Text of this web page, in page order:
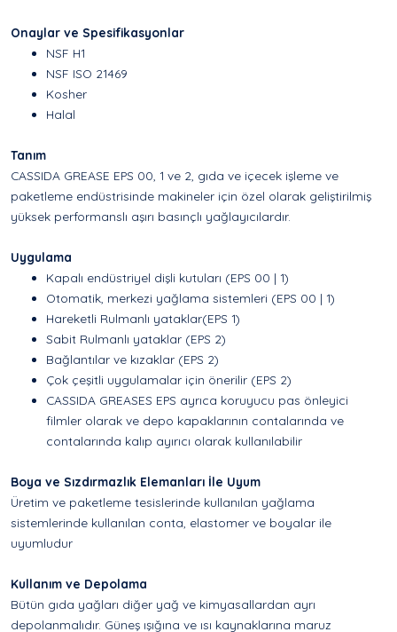
Onaylar ve Spesifikasyonlar
NSF H1
NSF ISO 21469
Kosher
Halal
Tanım
CASSIDA GREASE EPS 00, 1 ve 2, gıda ve içecek işleme ve
paketleme endüstrisinde makineler için özel olarak geliştirilmiş
yüksek performanslı aşırı basınçlı yağlayıcılardır.
Uygulama
Kapalı endüstriyel dişli kutuları (EPS 00 | 1)
Otomatik, merkezi yağlama sistemleri (EPS 00 | 1)
Hareketli Rulmanlı yataklar(EPS 1)
Sabit Rulmanlı yataklar (EPS 2)
Bağlantılar ve kızaklar (EPS 2)
Çok çeşitli uygulamalar için önerilir (EPS 2)
CASSIDA GREASES EPS ayrıca koruyucu pas önleyici
filmler olarak ve depo kapaklarının contalarında ve
contalarında kalıp ayırıcı olarak kullanılabilir
Boya ve Sızdırmazlık Elemanları İle Uyum
Üretim ve paketleme tesislerinde kullanılan yağlama
sistemlerinde kullanılan conta, elastomer ve boyalar ile
uyumludur
Kullanım ve Depolama
Bütün gıda yağları diğer yağ ve kimyasallardan ayrı
depolanmalıdır. Güneş ışığına ve ısı kaynaklarına maruz